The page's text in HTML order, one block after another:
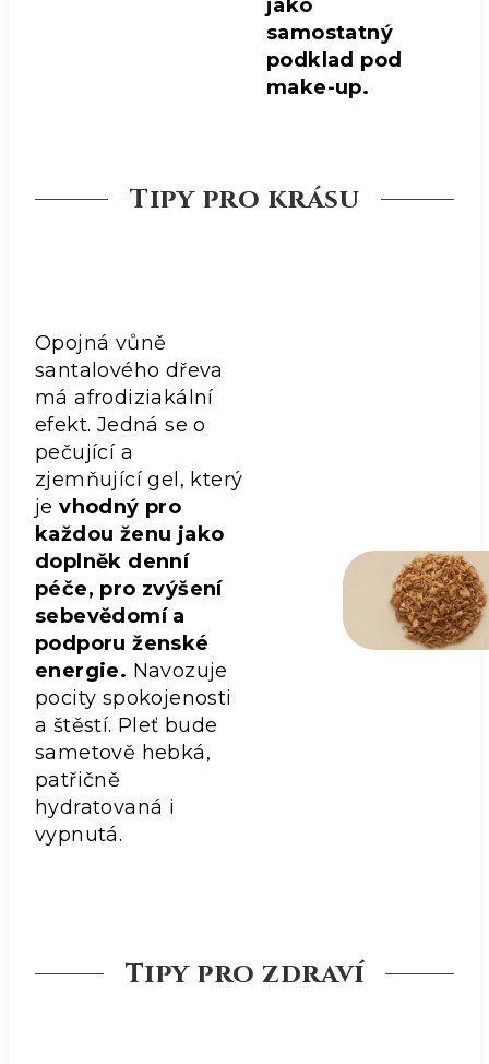
jako
samostatný
podklad pod
make-up.
Tipy pro krásu
Opojná vůně
santalového dřeva
má afrodiziakální
efekt. Jedná se o
pečující a
zjemňující gel, který
jevhodný pro
každou ženu jako
doplněk denní
péče, pro zvýšení
sebevědomí a
podporu ženské
energie. Navozuje
pocity spokojenosti
a štěstí. Pleť bude
sametově hebká,
patřičně
hydratovaná i
vypnutá.
Tipy pro zdraví